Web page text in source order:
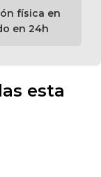
física en
en 24h
esta